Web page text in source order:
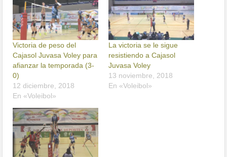
Victoria de peso del
Cajasol Juvasa Voley para
afianzar la temporada (3-
0)
12 diciembre, 2018
En «Voleibol»
La victoria se le sigue
resistiendo a Cajasol
Juvasa Voley
13 noviembre, 2018
En «Voleibol»